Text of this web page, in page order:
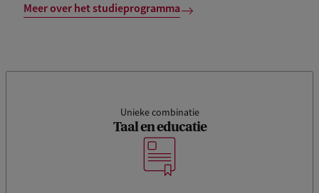
Meer over het studieprogramma
Unieke combinatie
Taal en educatie